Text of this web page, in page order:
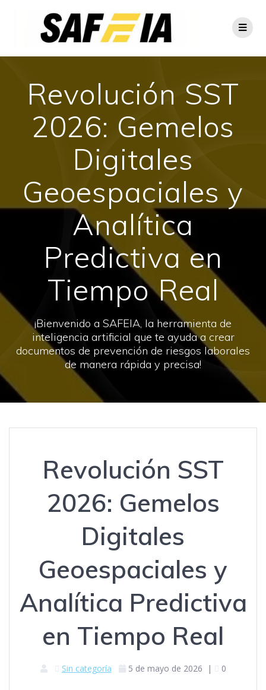
Revolución SST
2026: Gemelos
Digitales
Geoespaciales y
Analítica
Predictiva en
Tiempo Real
¡Bienvenido a SAFEIA, la herramienta de
inteligencia artificial que te ayuda a crear
documentos de prevención de riesgos laborales
de manera rápida y precisa!
Revolución SST
2026: Gemelos
Digitales
Geoespaciales y
Analítica Predictiva
en Tiempo Real
Sin categoría 5 de mayo de 2026 | 0